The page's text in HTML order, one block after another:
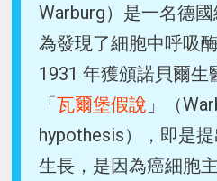
Warburg）是一名德
為發現了細胞中呼吸
1931 年獲頒諾貝爾生
「瓦爾堡假說 」（
hypothesis），即是
生長，是因為癌細胞